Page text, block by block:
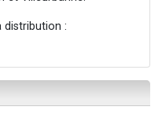
distribution :